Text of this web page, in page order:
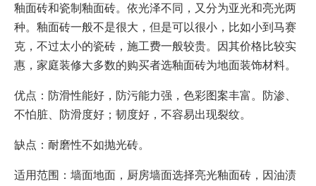
釉面砖和瓷制釉面砖。依光泽不同，又分为亚光和亮光两
种。釉面砖一般不是很大，但是可以很小，比如小到马赛
克，不过太小的瓷砖，施工费一般较贵。因其价格比较实
惠，家庭装修大多数的购买者选釉面砖为地面装饰材料。
优点：防滑性能好，防污能力强，色彩图案丰富。防渗、
不怕脏、防滑度好；韧度好，不容易出现裂纹。
缺点：耐磨性不如抛光砖。
适用范围：墙面地面，厨房墙面选择亮光釉面砖，因油渍